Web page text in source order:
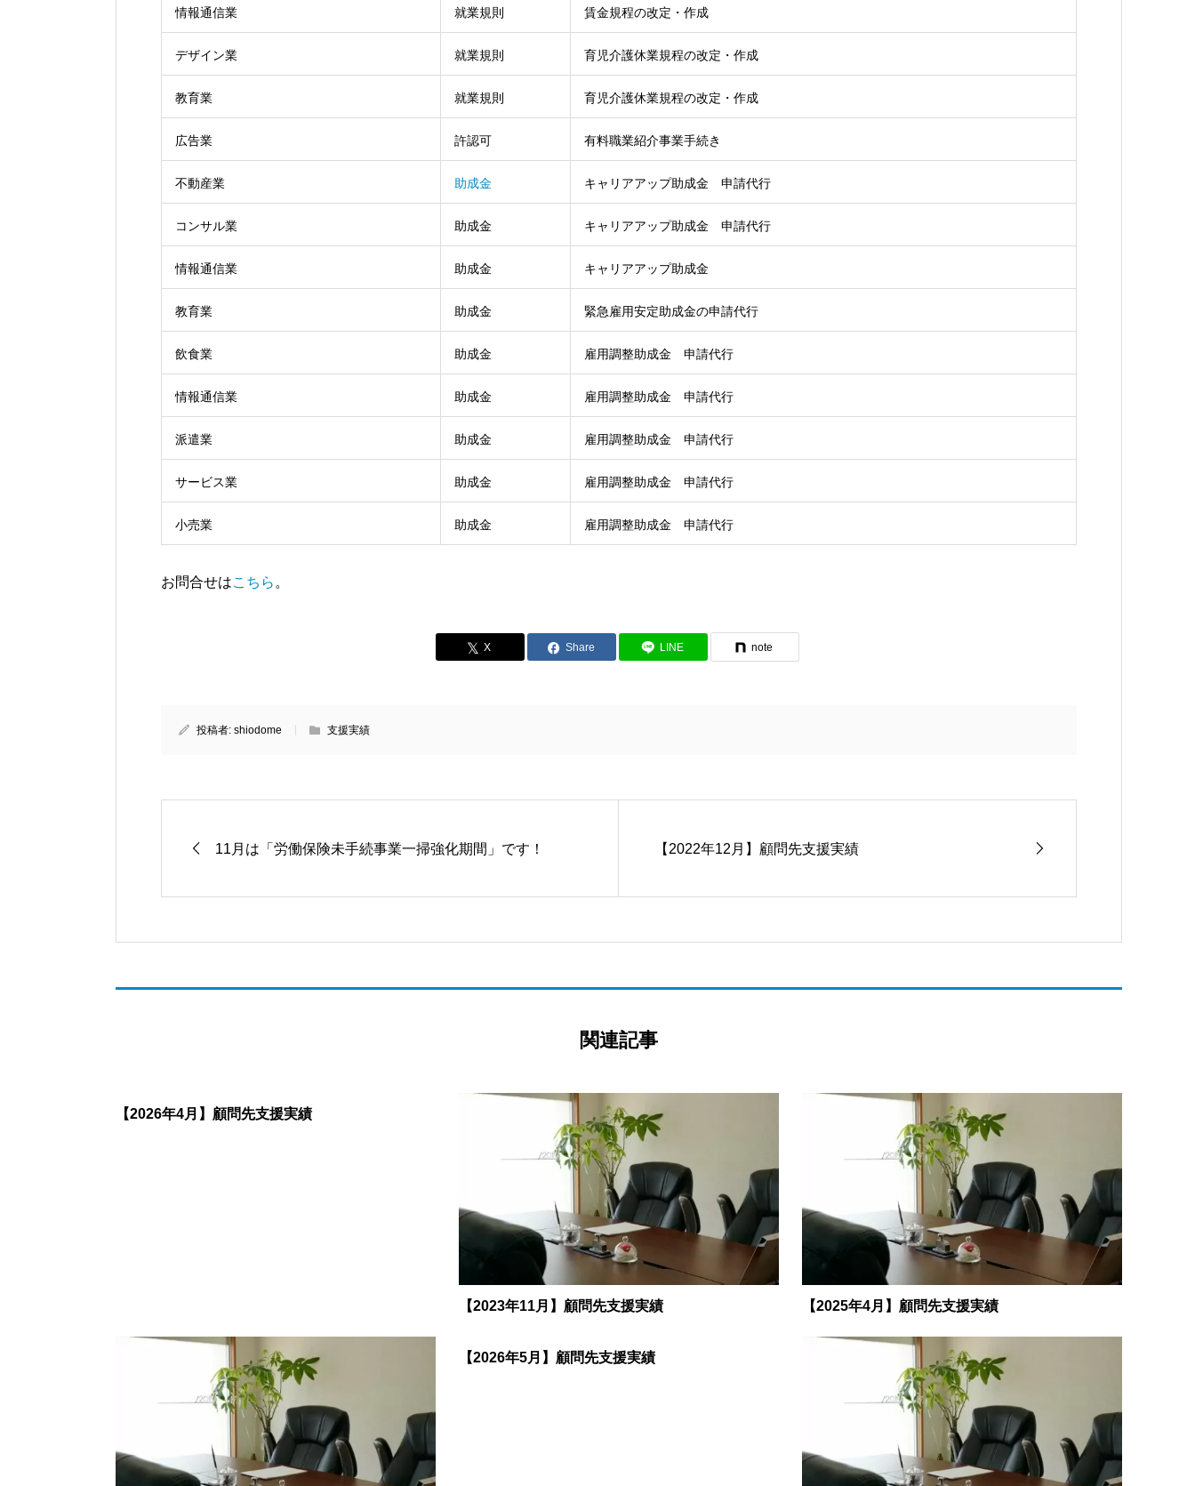
情報通信業 就業規則 賃金規程の改定・作成
デザイン業 就業規則 育児介護休業規程の改定・作成
教育業 就業規則 育児介護休業規程の改定・作成
広告業 許認可 有料職業紹介事業手続き
不動産業 助成金 キャリアアップ助成金 申請代行
コンサル業 助成金 キャリアアップ助成金 申請代行
情報通信業 助成金 キャリアアップ助成金
教育業 助成金 緊急雇用安定助成金の申請代行
飲食業 助成金 雇用調整助成金 申請代行
情報通信業 助成金 雇用調整助成金 申請代行
派遣業 助成金 雇用調整助成金 申請代行
サービス業 助成金 雇用調整助成金 申請代行
小売業 助成金 雇用調整助成金 申請代行
お問合せはこちら 。
Share LINE note
投稿者: shiodome 支援実績
11月は「労働保険未手続事業一掃強化期間」です！ 【2022年12月】顧問先支援実績
関連記事
【2026年4月】顧問先支援実績
【2023年11月】顧問先支援実績 【2025年4月】顧問先支援実績
【2026年5月】顧問先支援実績